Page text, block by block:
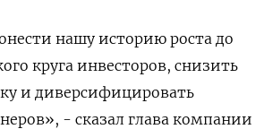
нашу историю роста до
круга инвесторов, снизить
и диверсифицировать
- сказал глава компании